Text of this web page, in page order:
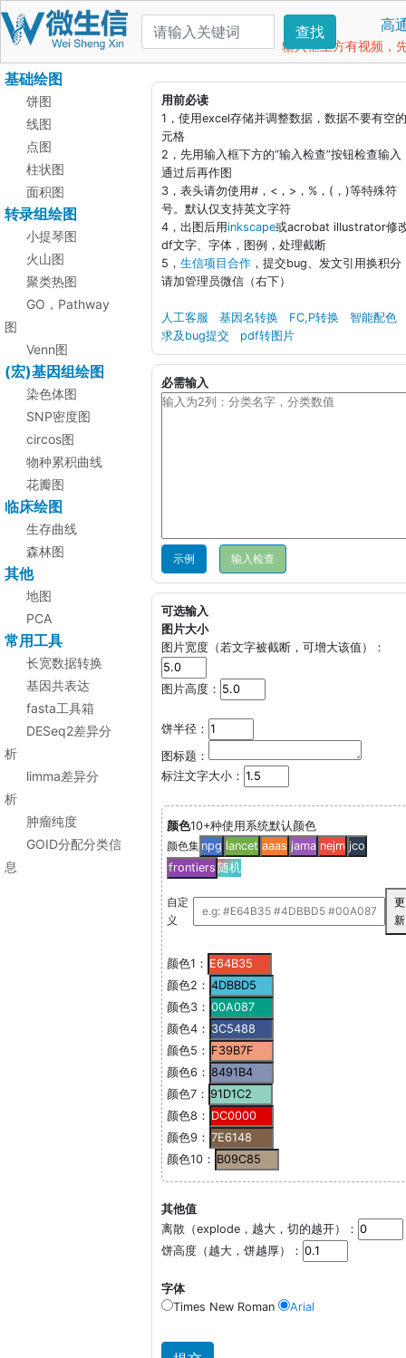
查找 高
输入框上方有视频，
基础绘图
饼图
线图
点图
柱状图
面积图
转录组绘图
小提琴图
火山图
聚类热图
GO，Pathway
图
Venn图
(宏)基因组绘图
染色体图
SNP密度图
circos图
物种累积曲线
花瓣图
临床绘图
生存曲线
森林图
其他
地图
PCA
常用工具
长宽数据转换
基因共表达
fasta工具箱
DESeq2差异分
析
limma差异分
析
肿瘤纯度
GOID分配分类信
息
用前必读
1，使用excel存储并调整数据，数据不要有空
元格
2，先用输入框下方的“输入检查”按钮检查输入
通过后再作图
3，表头请勿使用#，<，>，%，(，)等特殊符
号。默认仅支持英文字符
4，出图后用inkscape或acrobat illustrator修
df文字、字体，图例，处理截断
5， 生信项目合作 ，提交bug、发文引用换积分
请加管理员微信（右下）
人工客服 基因名转换 FC,P转换
智能配色
求及bug提交
pdf转图片
必需输入
示例
可选输入
图片大小
图片宽度（若文字被截断，可增大该值）：
图片高度：
饼半径：
图标题：
标注文字大小：
颜色10+种使用系统默认颜色
颜色集 npg lancet aaas jama nejm jco
frontiers 随机
自定
义
更
新
颜色1：
颜色2：
颜色3：
颜色4：
颜色5：
颜色6：
颜色7：
颜色8：
颜色9：
颜色10：
其他值
离散（explode，越大，切的越开）：
饼高度（越大，饼越厚）：
字体
Times New Roman
Arial